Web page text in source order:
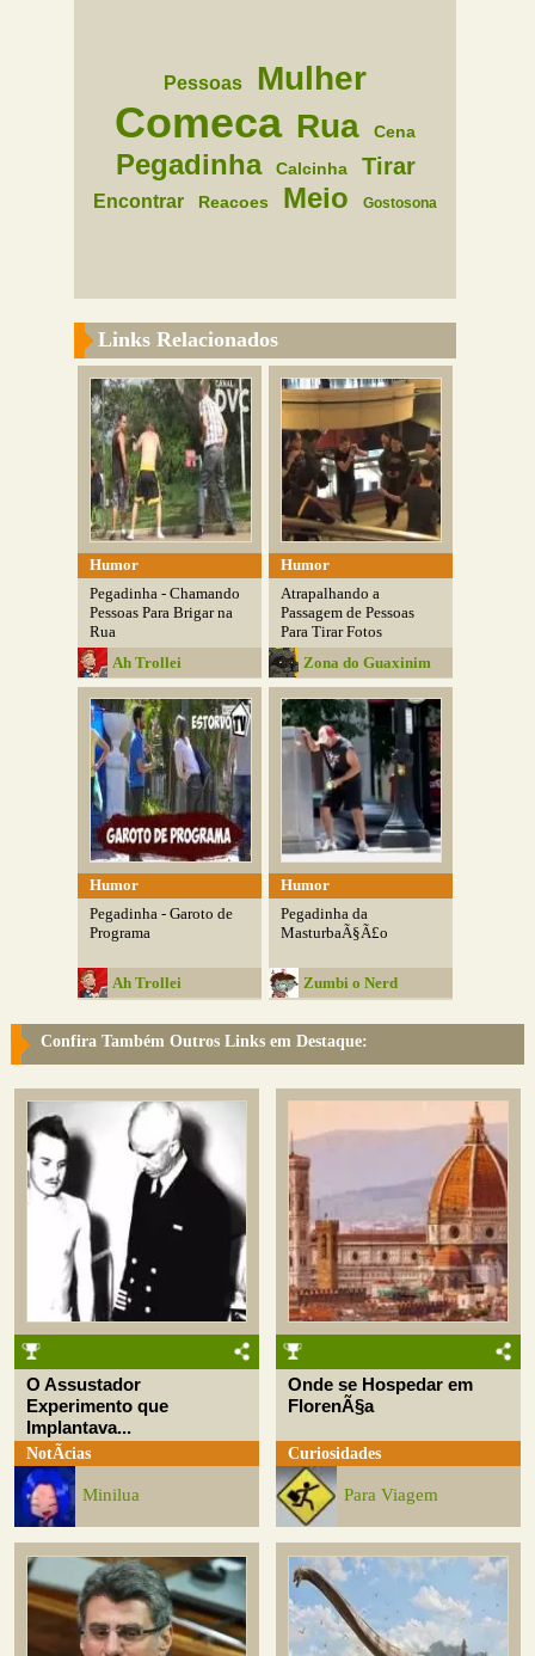
Pessoas Mulher
Comeca Rua Cena
Pegadinha Calcinha Tirar
Encontrar Reacoes Meio Gostosona
Links Relacionados
Humor
Pegadinha - Chamando
Pessoas Para Brigar na
Rua
Ah Trollei
Humor
Atrapalhando a
Passagem de Pessoas
Para Tirar Fotos
Zona do Guaxinim
Humor
Pegadinha - Garoto de
Programa
Ah Trollei
Humor
Pegadinha da
MasturbaÃ§Ã£o
Zumbi o Nerd
Confira Também Outros Links em Destaque:
O Assustador
Experimento que
Implantava...
NotÃ­cias
Minilua
Onde se Hospedar em
FlorenÃ§a
Curiosidades
Para Viagem